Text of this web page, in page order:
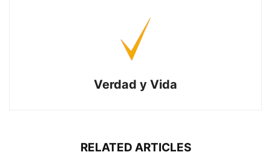
Verdad y Vida
RELATED ARTICLES